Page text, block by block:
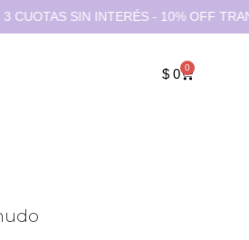
SIN INTERÉS - 10% OFF
$0 0